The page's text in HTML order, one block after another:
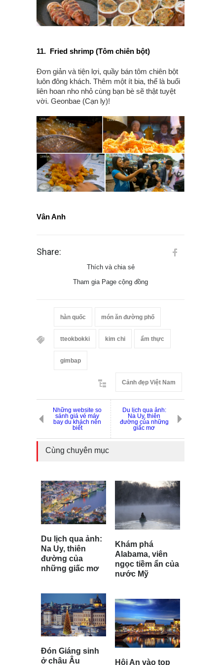
11. Fried shrimp (Tôm chiên bột)
Đơn giản và tiện lợi, quầy bán tôm chiên bột
luôn đông khách. Thêm một ít bia, thế là buổi
liên hoan nho nhỏ cùng bạn bè sẽ thật tuyệt
vời. Geonbae (Cạn ly)!
Vân Anh
Share:
Thích và chia sẻ
Tham gia Page cộng đồng
hàn quốc món ăn đường phố
tteokbokki kim chi ẩm thực
gimbap
Cảnh đẹp Việt Nam
Những website so
sánh giá vé máy
bay du khách nên
biết
Du lịch qua ảnh:
Na Uy, thiên
đường của những
giấc mơ
Cùng chuyên mục
Du lịch qua ảnh:
Na Uy, thiên
đường của
những giấc mơ
Đón Giáng sinh
ở châu Âu
Khám phá
Alabama, viên
ngọc tiềm ẩn của
nước Mỹ
Hội An vào top